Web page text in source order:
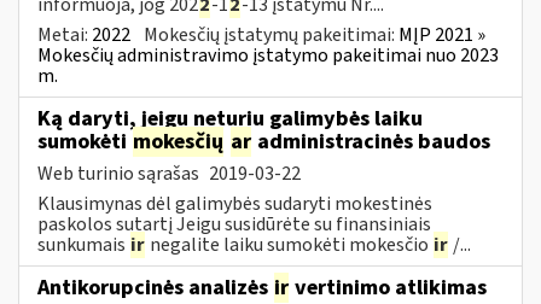
Metai: 2022 Mokesčių įstatymų pakeitimai: MĮP 2021 »
Mokesčių administravimo įstatymo pakeitimai nuo 2023
m.
Ką daryti, jeigu neturiu galimybės laiku
sumokėti mokesčių ar administracinės baudos
Web turinio sąrašas 2019-03-22
Klausimynas dėl galimybės sudaryti mokestinės
paskolos sutartį Jeigu susidūrėte su finansiniais
sunkumais ir negalite laiku sumokėti mokesčio ir /...
Antikorupcinės analizės ir vertinimo atlikimas